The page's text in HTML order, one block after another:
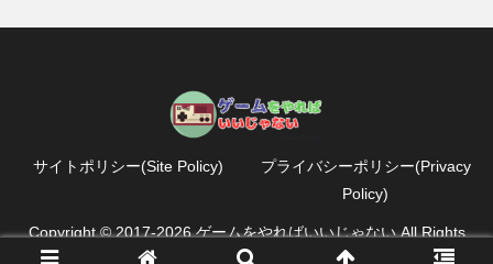
サイトポリシー(Site Policy)
プライバシーポリシー(Privacy
Policy)
Copyright © 2017-2026 ゲームをやればいいじゃない All Rights
Reserved.